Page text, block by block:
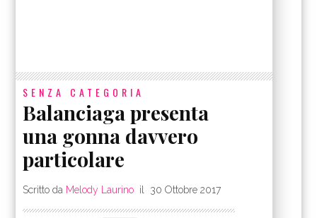
SENZA CATEGORIA
Balanciaga presenta
una gonna davvero
particolare
Scritto da Melody Laurino il 30 Ottobre 2017